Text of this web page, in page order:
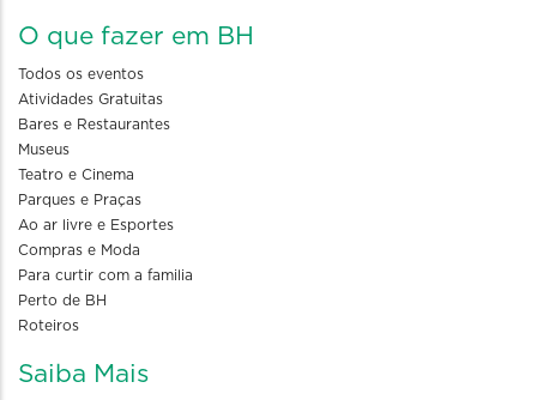
O que fazer em BH
Todos os eventos
Atividades Gratuitas
Bares e Restaurantes
Museus
Teatro e Cinema
Parques e Praças
Ao ar livre e Esportes
Compras e Moda
Para curtir com a familia
Perto de BH
Roteiros
Saiba Mais